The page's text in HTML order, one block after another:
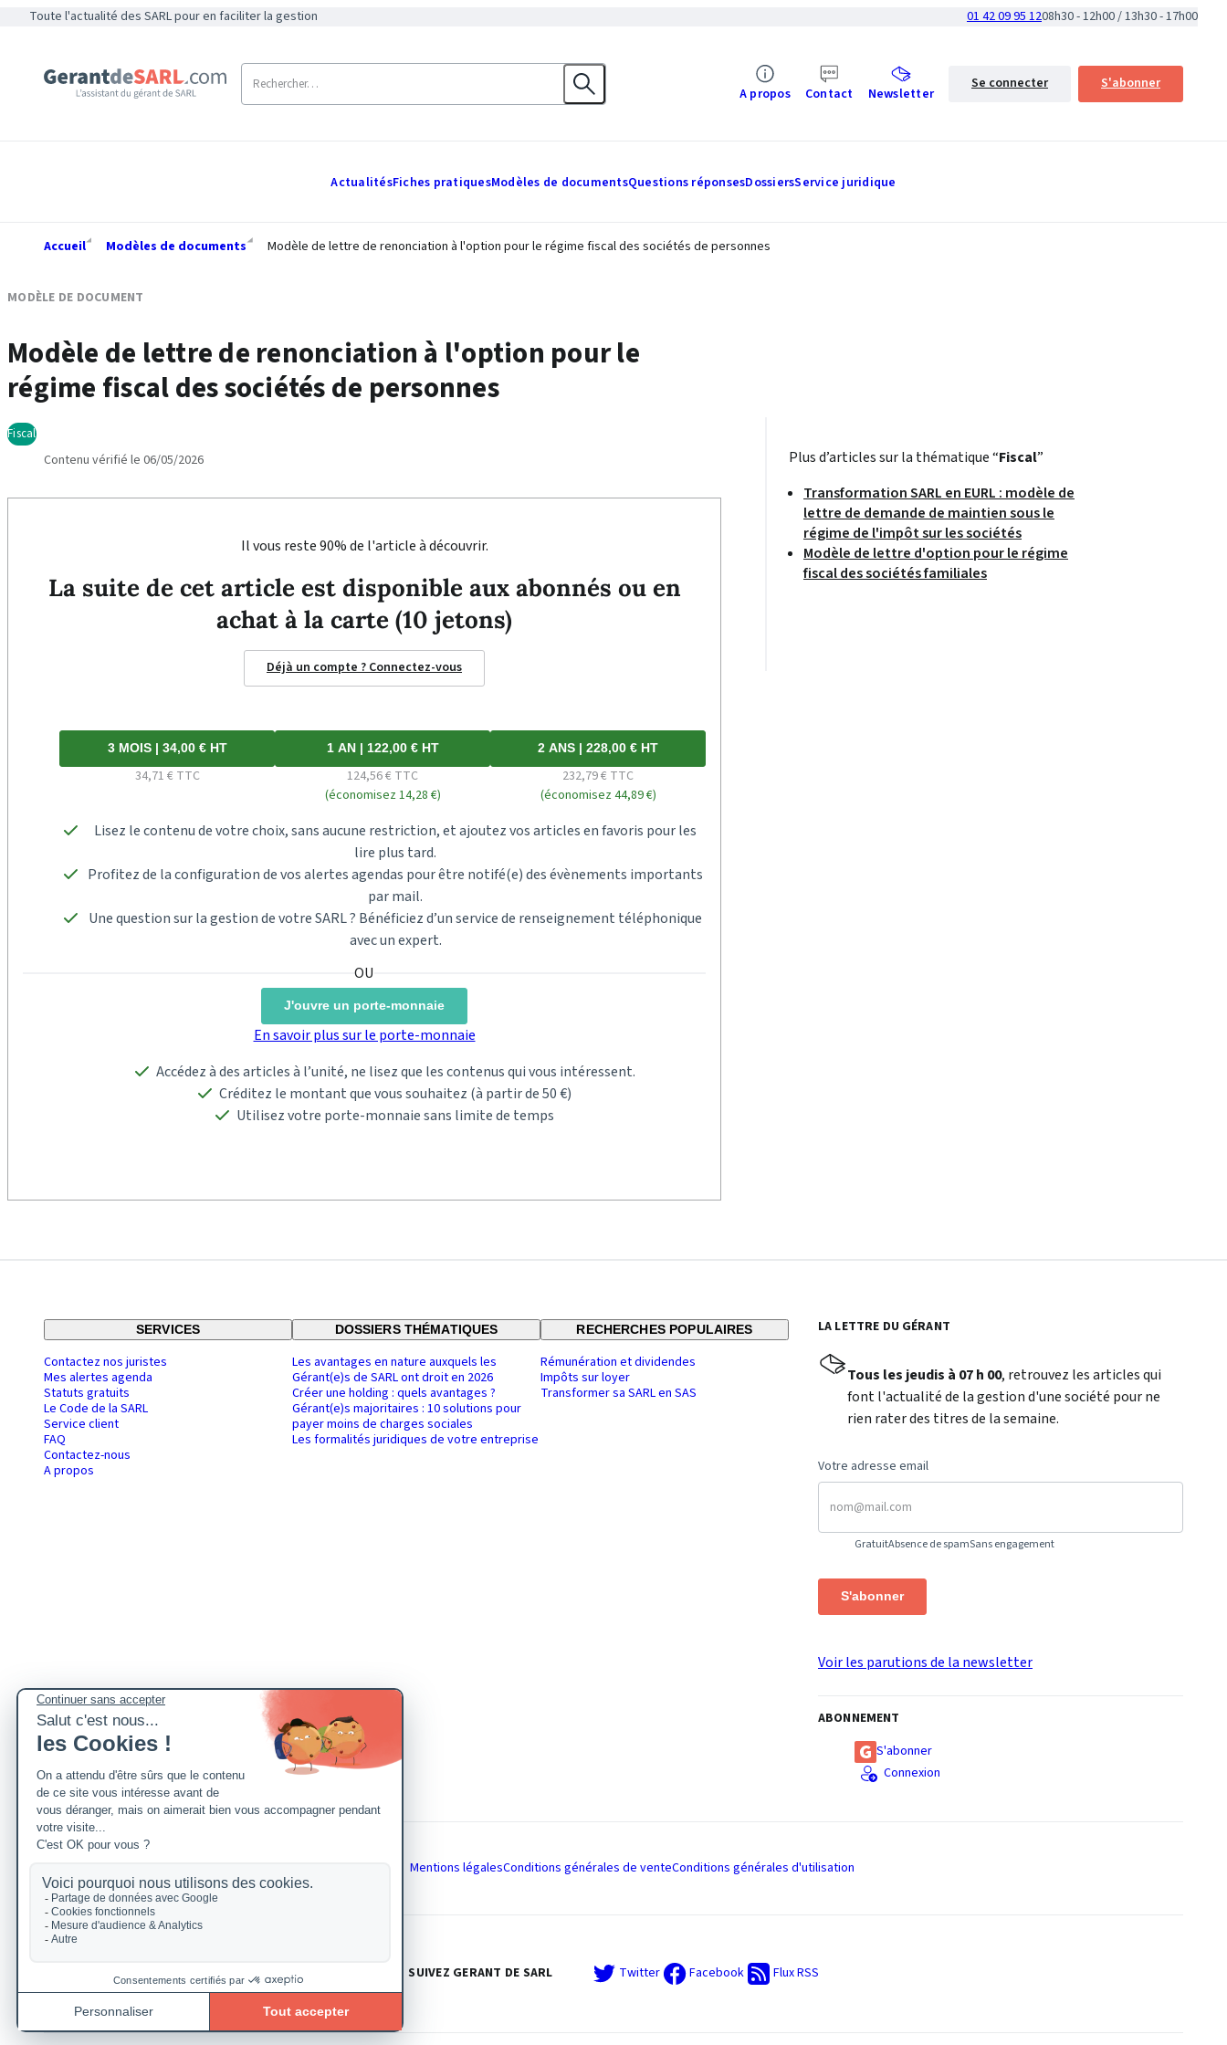
Toute l'actualité des SARL pour en faciliter la gestion 01 42 09 95 1208h30 - 12h00 / 13h30 - 17h00
A propos Contact Newsletter
Se connecter S'abonner
ActualitésFiches pratiquesModèles de documentsQuestions réponsesDossiersService juridique
Accueil Modèles de documents Modèle de lettre de renonciation à l'option pour le régime fiscal des sociétés de personnes
MODÈLE DE DOCUMENT
Modèle de lettre de renonciation à l'option pour le
régime fiscal des sociétés de personnes
Fiscal
Contenu vérifié le 06/05/2026
Il vous reste 90% de l'article à découvrir.
La suite de cet article est disponible aux abonnés ou en
achat à la carte (10 jetons)
Déjà un compte ? Connectez-vous
3 MOIS | 34,00 € HT
34,71 € TTC
1 AN | 122,00 € HT
124,56 € TTC
(économisez 14,28 €)
2 ANS | 228,00 € HT
232,79 € TTC
(économisez 44,89 €)
Lisez le contenu de votre choix, sans aucune restriction, et ajoutez vos articles en favoris pour les
lire plus tard.
Profitez de la configuration de vos alertes agendas pour être notifé(e) des évènements importants
par mail.
Une question sur la gestion de votre SARL ? Bénéficiez d’un service de renseignement téléphonique
avec un expert.
J'ouvre un porte-monnaie
En savoir plus sur le porte-monnaie
Accédez à des articles à l’unité, ne lisez que les contenus qui vous intéressent.
Créditez le montant que vous souhaitez (à partir de 50 €)
Utilisez votre porte-monnaie sans limite de temps
Plus d’articles sur la thématique “Fiscal”
Transformation SARL en EURL : modèle de
lettre de demande de maintien sous le
régime de l'impôt sur les sociétés
Modèle de lettre d'option pour le régime
fiscal des sociétés familiales
SERVICES
Contactez nos juristes
Mes alertes agenda
Statuts gratuits
Le Code de la SARL
Service client
FAQ
Contactez-nous
A propos
DOSSIERS THÉMATIQUES
Les avantages en nature auxquels les
Gérant(e)s de SARL ont droit en 2026
Créer une holding : quels avantages ?
Gérant(e)s majoritaires : 10 solutions pour
payer moins de charges sociales
Les formalités juridiques de votre entreprise
RECHERCHES POPULAIRES
Rémunération et dividendes
Impôts sur loyer
Transformer sa SARL en SAS
LA LETTRE DU GÉRANT
Tous les jeudis à 07 h 00, retrouvez les articles qui
font l'actualité de la gestion d'une société pour ne
rien rater des titres de la semaine.
Votre adresse email
GratuitAbsence de spamSans engagement
S'abonner
Voir les parutions de la newsletter
ABONNEMENT
S'abonner
Connexion
Mentions légalesConditions générales de venteConditions générales d'utilisation
SUIVEZ GERANT DE SARL Twitter Facebook Flux RSS